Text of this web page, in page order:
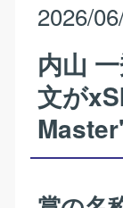
2026/
内山
文が